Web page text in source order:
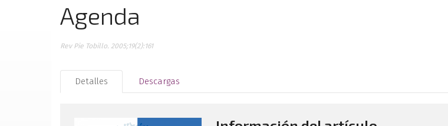
Agenda
Rev Pie Tobillo. 2005;19(2):161
Detalles Descargas